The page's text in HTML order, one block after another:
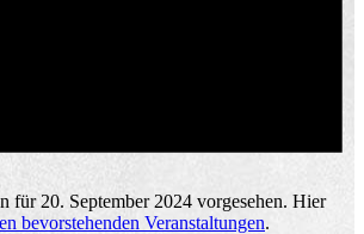
für 20. September 2024 vorgesehen. Hier
bevorstehenden Veranstaltungen.